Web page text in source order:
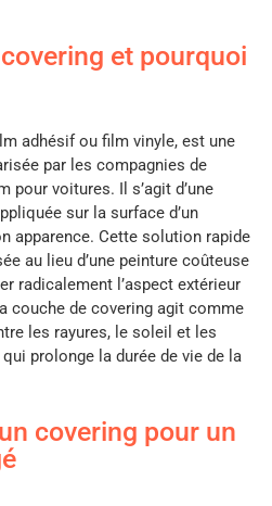
et pourquoi
adhésif ou film vinyle, est une
par les compagnies de
pour voitures. Il s’agit d’une
sur la surface d’un
apparence. Cette solution rapide
au lieu d’une peinture coûteuse
radicalement l’aspect extérieur
couche de covering agit comme
les rayures, le soleil et les
prolonge la durée de vie de la
covering pour un